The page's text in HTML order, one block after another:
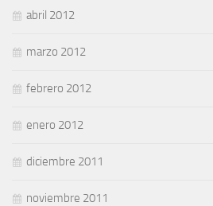
abril 2012
marzo 2012
febrero 2012
enero 2012
diciembre 2011
noviembre 2011